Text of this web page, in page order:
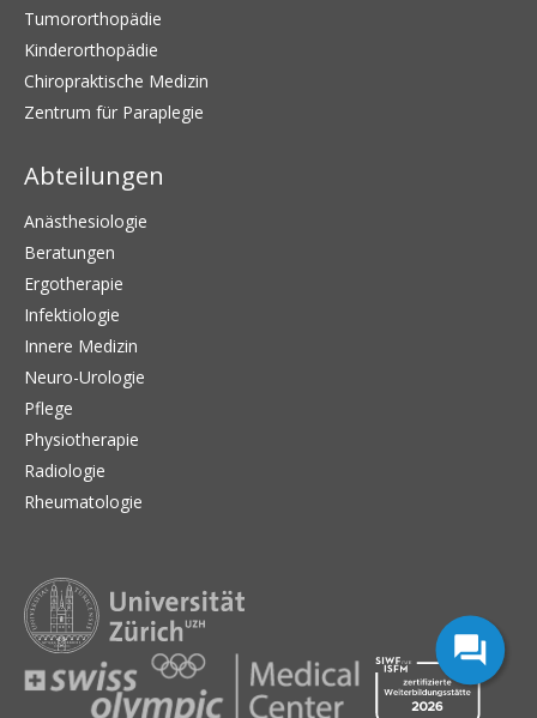
Tumororthopädie
Kinderorthopädie
Chiropraktische Medizin
Zentrum für Paraplegie
Abteilungen
Anästhesiologie
Beratungen
Ergotherapie
Infektiologie
Innere Medizin
Neuro-Urologie
Pflege
Physiotherapie
Radiologie
Rheumatologie